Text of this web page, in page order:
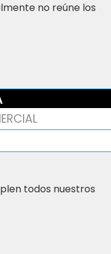
no reúne los
todos nuestros